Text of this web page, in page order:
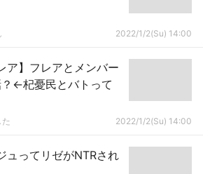
2022/1/2(Su) 14:00
ア】フレアとメンバー
←杞憂民とバトって
2022/1/2(Su) 14:00
ュってリゼがNTRされ